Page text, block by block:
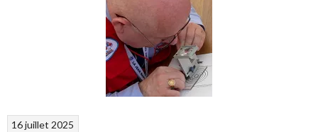
16 juillet 2025